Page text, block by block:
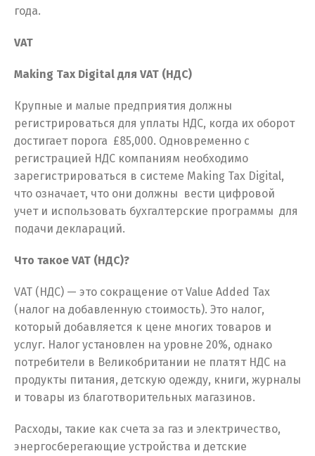
года.
VAT
Making Tax Digital для VAT (НДС)
Крупные и малые предприятия должны
регистрироваться для уплаты НДС, когда их оборот
достигает порога £85,000. Одновременно с
регистрацией НДС компаниям необходимо
зарегистрироваться в системе Making Tax Digital,
что означает, что они должны вести цифровой
учет и использовать бухгалтерские программы для
подачи деклараций.
Что такое VAT (НДС)?
VAT (НДС) — это сокращение от Value Added Tax
(налог на добавленную стоимость). Это налог,
который добавляется к цене многих товаров и
услуг. Налог установлен на уровне 20%, однако
потребители в Великобритании не платят НДС на
продукты питания, детскую одежду, книги, журналы
и товары из благотворительных магазинов.
Расходы, такие как счета за газ и электричество,
энергосберегающие устройства и детские
Switch The Language
Русский English
Українська